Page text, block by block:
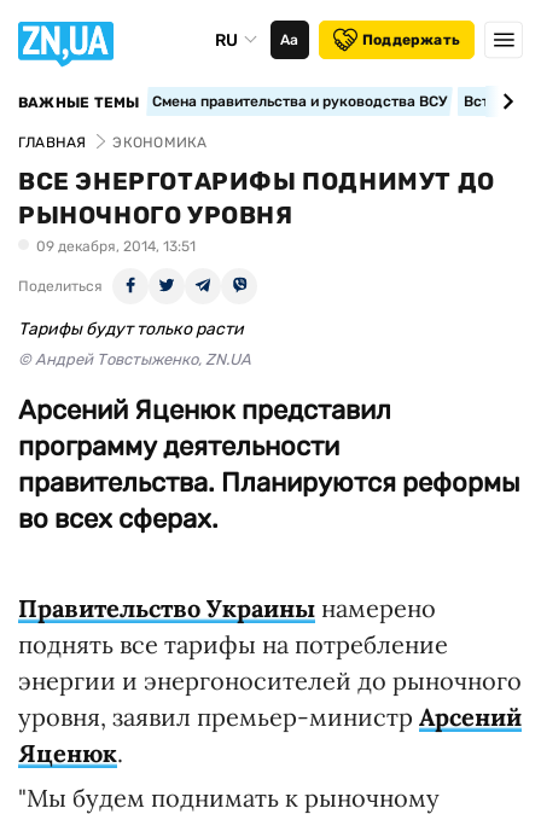
RU Аа Поддержать
ВАЖНЫЕ ТЕМЫ Смена правительства и руководства ВСУ
ГЛАВНАЯ ЭКОНОМИКА
ВСЕ ЭНЕРГОТАРИФЫ ПОДНИМУТ ДО
РЫНОЧНОГО УРОВНЯ
09 декабря, 2014, 13:51
Поделиться
Тарифы будут только расти
© Андрей Товстыженко, ZN.UA
Арсений Яценюк представил
программу деятельности
правительства. Планируются реформы
во всех сферах.
Правительство Украины намерено
поднять все тарифы на потребление
энергии и энергоносителей до рыночного
уровня, заявил премьер-министр Арсений
Яценюк.
"Мы будем поднимать к рыночному